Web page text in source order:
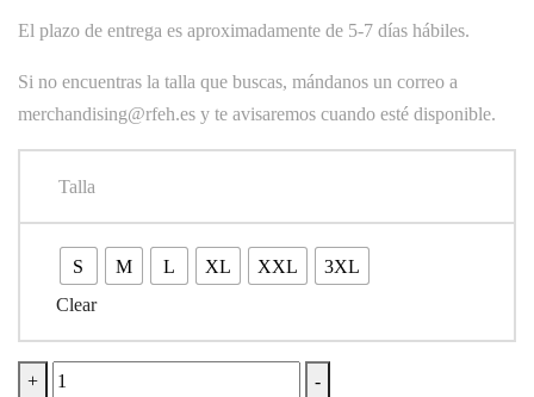
El plazo de entrega es aproximadamente de 5-7 días hábiles.
Si no encuentras la talla que buscas, mándanos un correo a
merchandising@rfeh.es y te avisaremos cuando esté disponible.
Talla
S M L XL XXL
3XL
Clear
+
Polo
-